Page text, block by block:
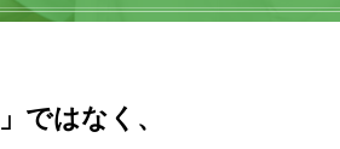
ではなく、